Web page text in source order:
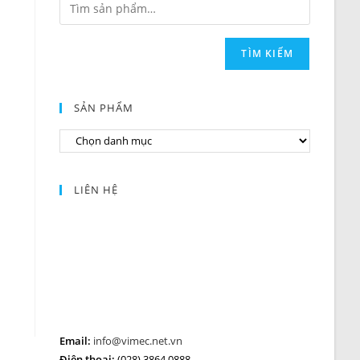
TÌM KIẾM
SẢN PHẨM
LIÊN HỆ
Email: info@vimec.net.vn